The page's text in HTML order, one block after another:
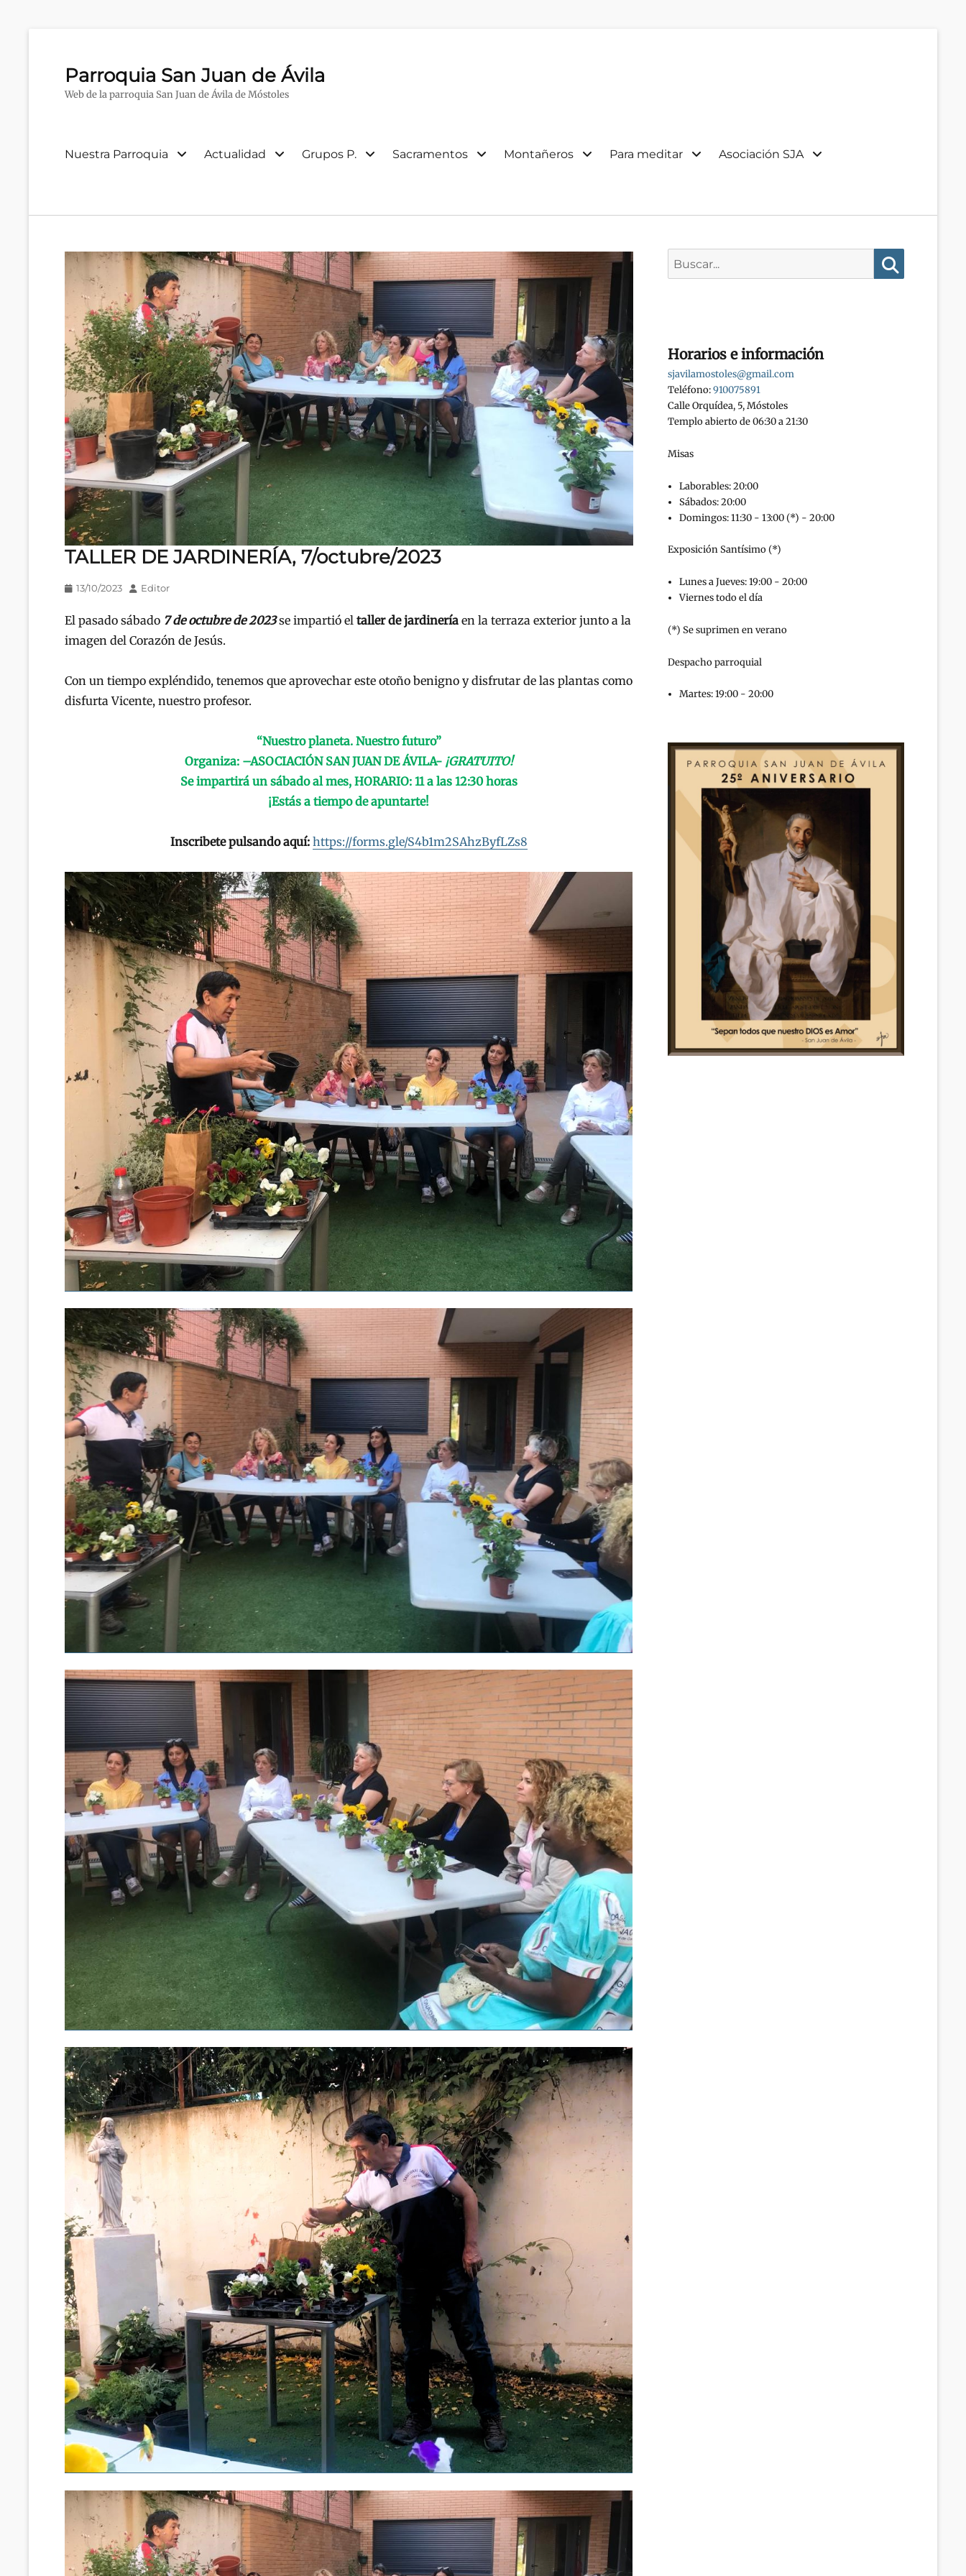
Parroquia San Juan de Ávila
Web de la parroquia San Juan de Ávila de Móstoles
Menú
Nuestra Parroquia Actualidad Grupos P. Sacramentos Montañeros Para meditar Asociación SJA
TALLER DE JARDINERÍA, 7/octubre/2023
Publicado
13/10/2023 AutorEditor
El pasado sábado 7 de octubre de 2023se impartió el taller de jardinería en la terraza exterior junto a la
imagen del Corazón de Jesús.
Con un tiempo expléndido, tenemos que aprovechar este otoño benigno y disfrutar de las plantas como
disfurta Vicente, nuestro profesor.
“Nuestro planeta. Nuestro futuro”
Organiza: –ASOCIACIÓN SAN JUAN DE ÁVILA-¡GRATUITO!
Se impartirá un sábado al mes, HORARIO: 11 a las 12:30 horas
¡Estás a tiempo de apuntarte!
Inscribete pulsando aquí: https://forms.gle/S4b1m2SAhzByfLZs8
Horarios e información
sjavilamostoles@gmail.com
Teléfono:910075891
Calle Orquídea, 5, Móstoles
Templo abierto de 06:30 a 21:30
Misas
Laborables: 20:00
Sábados: 20:00
Domingos: 11:30 - 13:00 (*) - 20:00
Exposición Santísimo (*)
Lunes a Jueves: 19:00 - 20:00
Viernes todo el día
(*) Se suprimen en verano
Despacho parroquial
Martes: 19:00 - 20:00